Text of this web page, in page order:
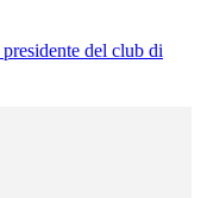
del club di